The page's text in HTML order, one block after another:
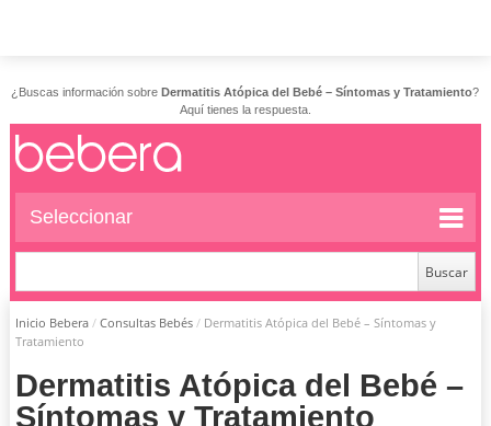
¿Buscas información sobre Dermatitis Atópica del Bebé – Síntomas y Tratamiento?
Aquí tienes la respuesta.
Seleccionar
Inicio Bebera / Consultas Bebés / Dermatitis Atópica del Bebé – Síntomas y
Tratamiento
Dermatitis Atópica del Bebé –
Síntomas y Tratamiento